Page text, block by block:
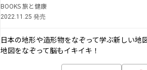
BOOKS 旅と健康
2022.11.25 発売
日本の地形や造形物をなぞって学ぶ新しい
地図をなぞって脳もイキイキ！